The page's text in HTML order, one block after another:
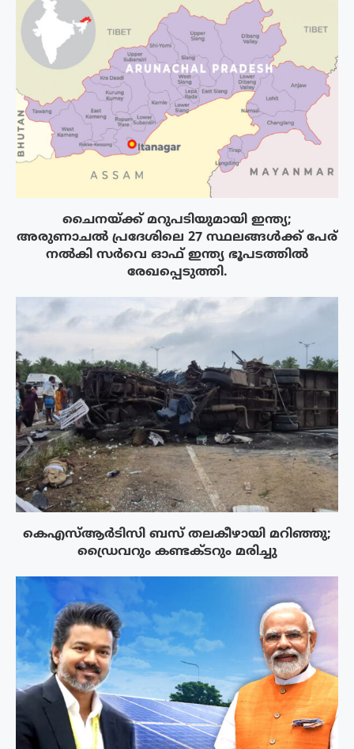
ചൈനയ്ക്ക് മറുപടിയുമായി ഇന്ത്യ;
അരുണാചൽ പ്രദേശിലെ 27 സ്ഥലങ്ങൾക്ക് പേര്
നൽകി സർവെ ഓഫ് ഇന്ത്യ ഭൂപടത്തിൽ
രേഖപ്പെടുത്തി.
കെഎസ്ആർടിസി ബസ് തലകീഴായി മറിഞ്ഞു;
ഡ്രൈവറും കണ്ടക്ടറും മരിച്ചു